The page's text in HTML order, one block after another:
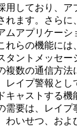
用しており、ア
れます。さらに
ムアプリケーシ
れらの機能には
タントメッセー
複数の通信方法
レイプ警報とし
キャストする機
需要は、レイプ
わいせつ、およ